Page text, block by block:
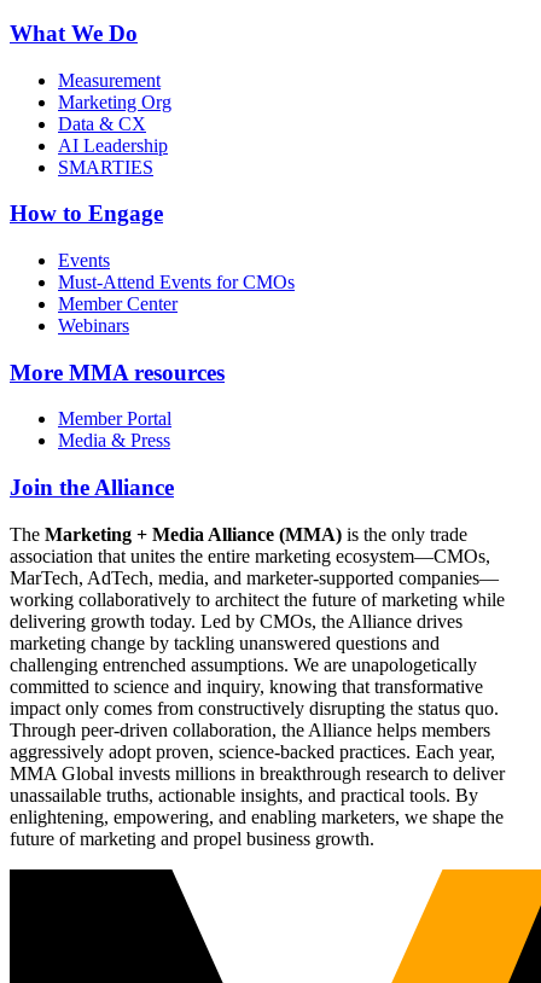
What We Do
Measurement
Marketing Org
Data & CX
AI Leadership
SMARTIES
How to Engage
Events
Must-Attend Events for CMOs
Member Center
Webinars
More MMA resources
Member Portal
Media & Press
Join the Alliance
The Marketing + Media Alliance (MMA) is the only trade
association that unites the entire marketing ecosystem—CMOs,
MarTech, AdTech, media, and marketer-supported companies—
working collaboratively to architect the future of marketing while
delivering growth today. Led by CMOs, the Alliance drives
marketing change by tackling unanswered questions and
challenging entrenched assumptions. We are unapologetically
committed to science and inquiry, knowing that transformative
impact only comes from constructively disrupting the status quo.
Through peer-driven collaboration, the Alliance helps members
aggressively adopt proven, science-backed practices. Each year,
MMA Global invests millions in breakthrough research to deliver
unassailable truths, actionable insights, and practical tools. By
enlightening, empowering, and enabling marketers, we shape the
future of marketing and propel business growth.